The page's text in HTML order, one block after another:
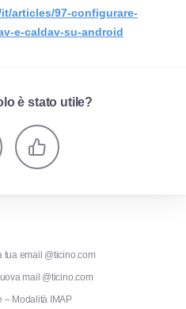
articles/97-configurare-
e-caldav-su-android
è stato utile?
tua email @ticino.com
mail @ticino.com
– Modalità IMAP